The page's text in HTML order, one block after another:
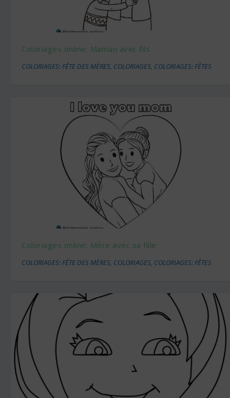
Coloriages online: Maman avec fils
COLORIAGES: FÊTE DES MÈRES, COLORIAGES, COLORIAGES: FÊTES
Coloriages online: Mère avec sa fille
COLORIAGES: FÊTE DES MÈRES COLORIAGES COLORIAGES: FÊTES